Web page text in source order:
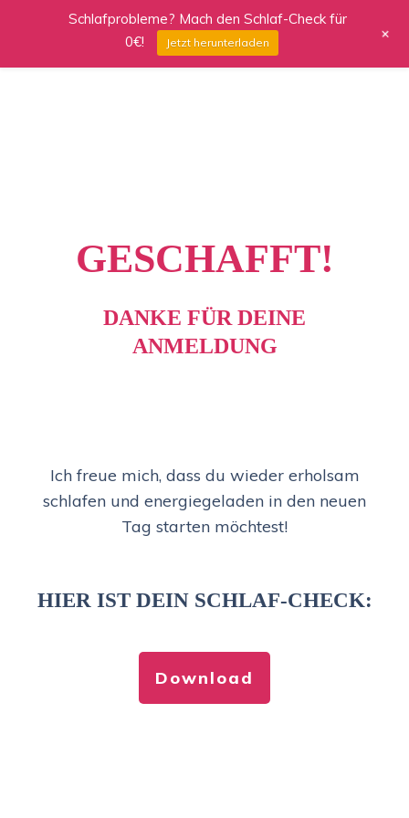
GESCHAFFT!
DANKE FÜR DEINE
ANMELDUNG
Ich freue mich, dass du wieder erholsam
schlafen und energiegeladen in den neuen
Tag starten möchtest!
HIER IST DEIN SCHLAF-CHECK:
Download
Schlafprobleme? Mach den Schlaf-Check für
0€!
Jetzt herunterladen +